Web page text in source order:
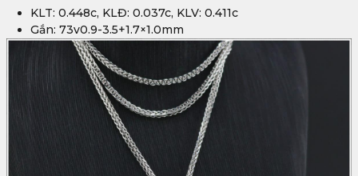
KLT: 0.448c, KLĐ: 0.037c, KLV: 0.411c
Gắn: 73v0.9-3.5+1.7×1.0mm